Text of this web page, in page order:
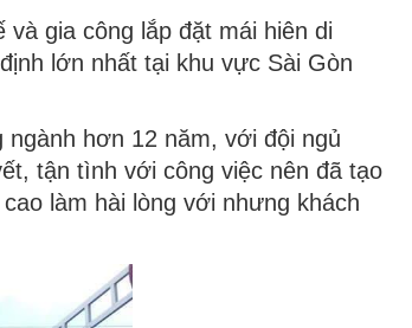
gia công lắp đặt mái hiên di
lớn nhất tại khu vực Sài Gòn
hơn 12 năm, với đội ngủ
tận tình với công việc nên đã tạo
làm hài lòng với nhưng khách